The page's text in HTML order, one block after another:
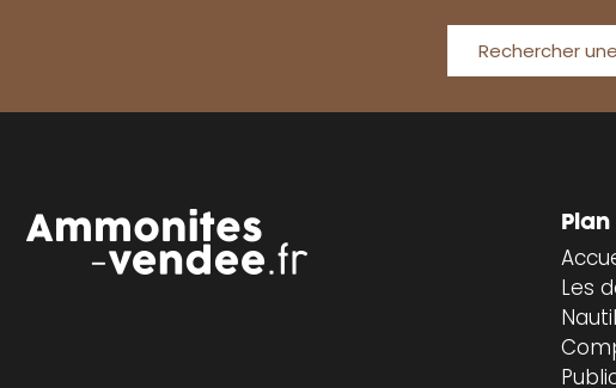
Rechercher
Les